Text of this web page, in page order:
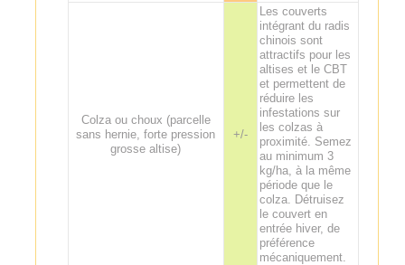
Colza ou choux (parcelle
sans hernie, forte pression
grosse altise)
+/-
Les couverts
intégrant du radis
chinois sont
attractifs pour les
altises et le CBT
et permettent de
réduire les
infestations sur
les colzas à
proximité. Semez
au minimum 3
kg/ha, à la même
période que le
colza. Détruisez
le couvert en
entrée hiver, de
préférence
mécaniquement.